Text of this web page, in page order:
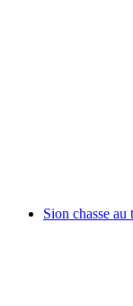
Sion chasse